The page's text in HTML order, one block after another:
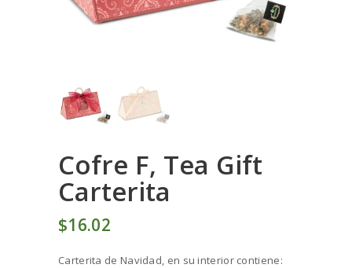
Cofre F, Tea Gift
Carterita
$16 02
Carterita de Navidad, en su interior contiene: